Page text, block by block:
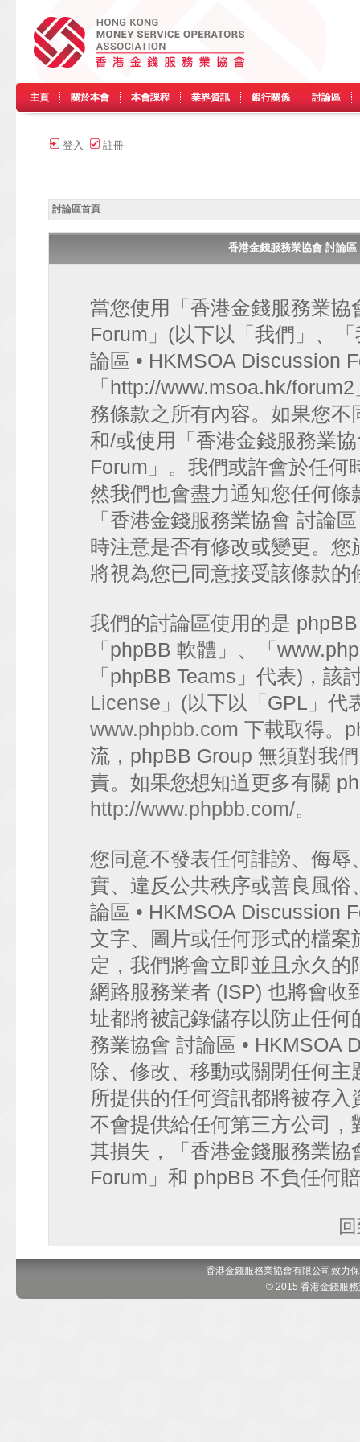
主頁 關於本會 本會課程 業界資訊 銀行關係 討論區
登入 註冊
討論區首頁
香港金錢服務業協會 討論
當您使用「香港金錢服務業
Forum」(以下以「我們」、
論區 • HKMSOA Discussion
「http://www.msoa.hk/
務條款之所有內容。如果您
和/或使用「香港金錢服務業
Forum」。我們或許會於任何
然我們也會盡力通知您任何
「香港金錢服務業協會 討論
時注意是否有修改或變更。
將視為您已同意接受該條款的
我們的討論區使用的是
「phpBB 軟體」、「
「phpBB Teams」代表)，該
License 」(以下以「GPL」代
www.phpbb.com 下載取得。
流，phpBB Group 無須對我
責。如果您想知道更多有關
http://www.phpbb.com/。
您同意不發表任何誹謗、侮
實、違反公共秩序或善良風
論區 • HKMSOA Discussion
文字、圖片或任何形式的檔
定，我們將會立即並且永久
網路服務業者 (ISP) 也將會收
址都將被記錄儲存以防止任
務業協會 討論區 • HKMSOA
除、修改、移動或關閉任何
所提供的任何資訊都將被存
不會提供給任何第三方公司
其損失，「香港金錢服務業
Forum」和 phpBB 不負任何
香港金錢服務業協會有限公司致力
© 2015 香港金錢服